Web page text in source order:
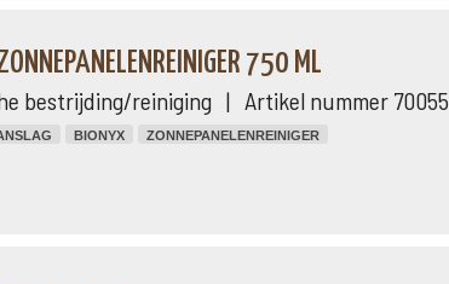
750 ML
bestrijding/reiniging | Artikel nummer 70055
BIONYX ZONNEPANELENREINIGER